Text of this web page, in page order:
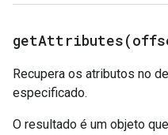
getAttributes(
Recupera os atributos no
especificado.
O resultado é um objeto